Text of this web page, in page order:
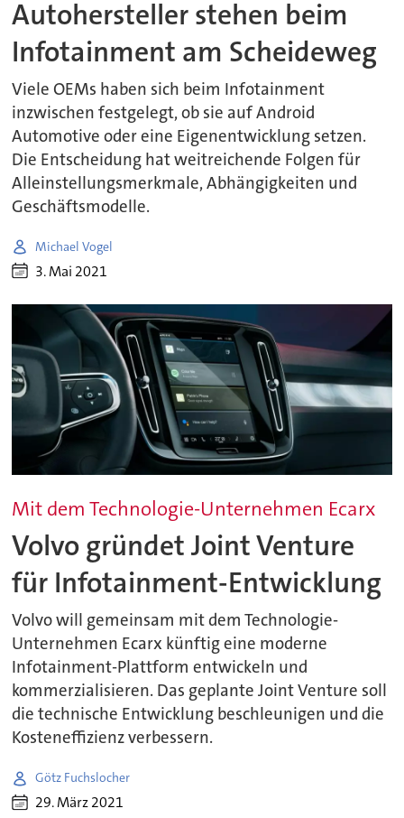
Autohersteller stehen beim
Infotainment am Scheideweg
Viele OEMs haben sich beim Infotainment
inzwischen festgelegt, ob sie auf Android
Automotive oder eine Eigenentwicklung setzen.
Die Entscheidung hat weitreichende Folgen für
Alleinstellungsmerkmale, Abhängigkeiten und
Geschäftsmodelle.
Michael Vogel
3. Mai 2021
Mit dem Technologie-Unternehmen Ecarx
Volvo gründet Joint Venture
für Infotainment-Entwicklung
Volvo will gemeinsam mit dem Technologie-
Unternehmen Ecarx künftig eine moderne
Infotainment-Plattform entwickeln und
kommerzialisieren. Das geplante Joint Venture soll
die technische Entwicklung beschleunigen und die
Kosteneffizienz verbessern.
Götz Fuchslocher
29. März 2021